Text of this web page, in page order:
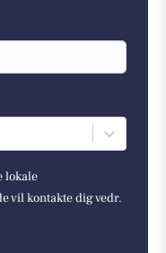
lokale
vil kontakte dig vedr.